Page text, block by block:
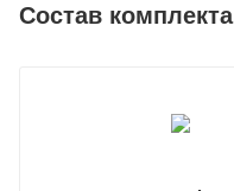
Состав комплекта